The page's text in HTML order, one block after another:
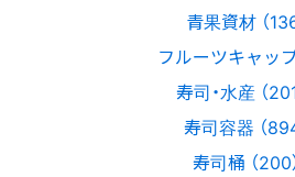
青果資材 （136
フルーツキャップ
寿司・水産 （
寿司容器 （
寿司桶 （200